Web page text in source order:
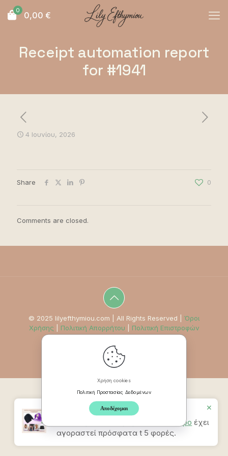
0 0,00 €
Receipt automation report
for #1941
4 Ιουνίου, 2026
Share 0
Comments are closed.
© 2025 lilyefthymiou.com | All Rights Reserved | Όροι
Χρήσης
Πολιτική Απορρήτου Πολιτική Επιστροφών
Χρήση cookies
Πολιτική Προστασίας Δεδομένων
Αποδέχομαι
Καπέλο Ανακούφισης
Πονοκεφάλου & Ημικρανίας – Μαύρο έχει
αγοραστεί πρόσφατα t 5 φορές.
✕